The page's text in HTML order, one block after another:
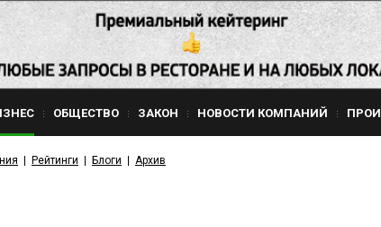
ОБЩЕСТВО ЗАКОН НОВОСТИ КОМПАНИЙ
Рейтинги Блоги Архив